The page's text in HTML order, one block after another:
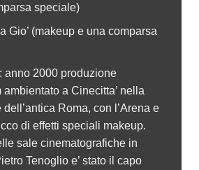
speciale)
Gio’ (makeup e una comparsa
anno 2000 produzione
ambientato a Cinecitta’ nella
Roma, con l’Arena e
di effetti speciali makeup.
sale cinematografiche in
Tenoglio e’ stato il capo